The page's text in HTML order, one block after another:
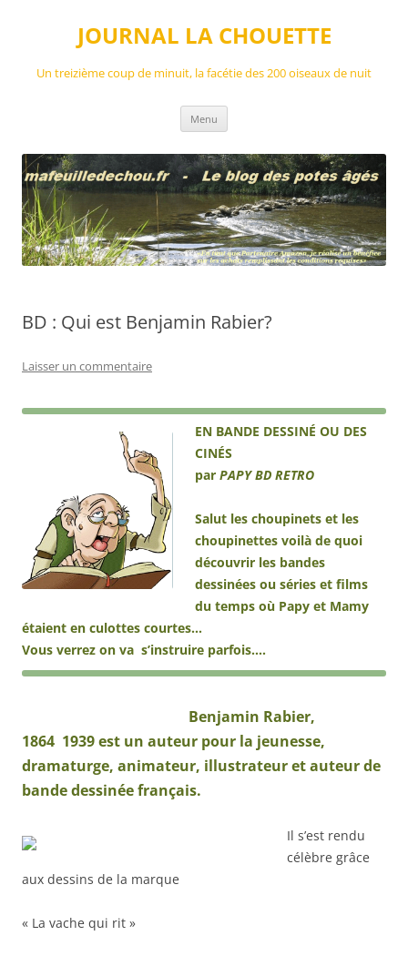
JOURNAL LA CHOUETTE
Un treizième coup de minuit, la facétie des 200 oiseaux de nuit
Menu
BD : Qui est Benjamin Rabier?
Laisser un commentaire
EN BANDE DESSINÉ OU DES
CINÉS
par PAPY BD RETRO
Salut les choupinets et les
choupinettes voilà de quoi
découvrir les bandes
dessinées ou séries et films
du temps où Papy et Mamy
étaient en culottes courtes…
Vous verrez on va s’instruire parfois….
Benjamin Rabier,
1864 1939est un auteur pour la jeunesse,
dramaturge, animateur, illustrateur et auteur de
bande dessinée français.
Il s’est rendu
célèbre grâce
aux dessins de la marque
« La vache qui rit »